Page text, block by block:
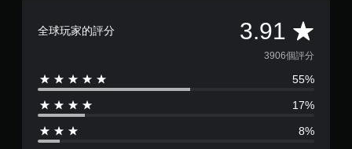
全球玩家的評分 3.91 平
均
評
分
3906個評分
55%
17%
8%